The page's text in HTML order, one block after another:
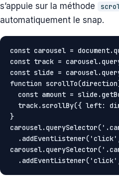
s’appuie sur la méthode
automatiquement le snap.
const carousel =
const track =
const slide =
function
const amount =
track.scrollBy({ left:
}